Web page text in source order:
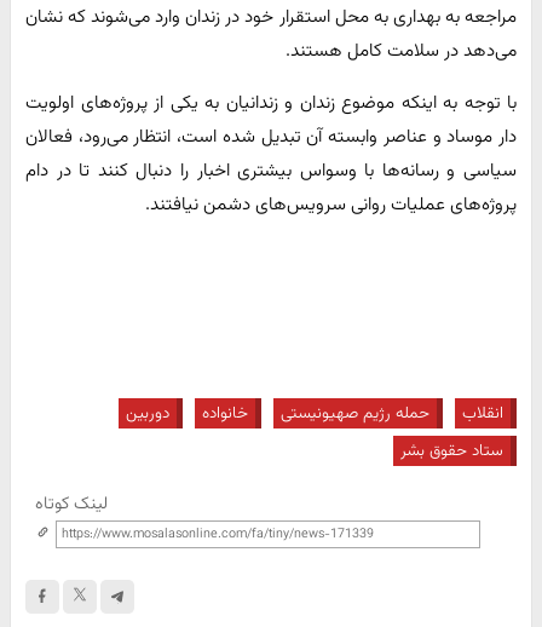
مراجعه به بهداری به محل استقرار خود در زندان وارد می‌شوند که نشان
می‌دهد در سلامت کامل هستند.
با توجه به اینکه موضوع زندان و زندانیان به یکی از پروژه‌های اولویت
دار موساد و عناصر وابسته آن تبدیل شده است، انتظار می‌رود، فعالان
سیاسی و رسانه‌ها با وسواس بیشتری اخبار را دنبال کنند تا در دام
پروژه‌های عملیات روانی سرویس‌های دشمن نیافتند.
انقلاب حمله رژیم صهیونیستی خانواده
دوربین
ستاد حقوق بشر
لینک کوتاه